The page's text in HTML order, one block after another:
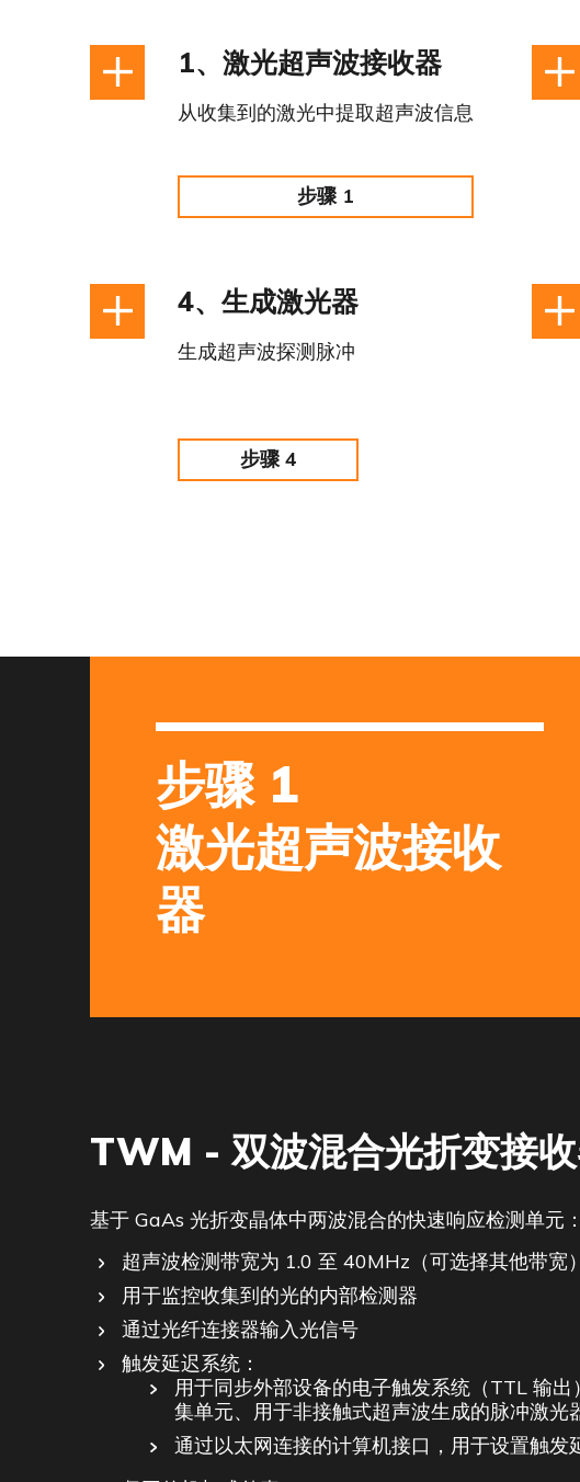
1、激光超声波接收器
从收集到的激光中提取超声波信息
步骤 1
4、生成激光器
生成超声波探测脉冲
步骤 4
步骤 1
激光超声波接收
器
TWM - 双波混合光折变接
基于 GaAs 光折变晶体中两波混合的快速响应检测单元：
超声波检测带宽为 1.0 至 40MHz（可选择其他带宽）
用于监控收集到的光的内部检测器
通过光纤连接器输入光信号
触发延迟系统：
用于同步外部设备的电子触发系统（TTL 输出
集单元、用于非接触式超声波生成的脉冲激光
通过以太网连接的计算机接口，用于设置触发